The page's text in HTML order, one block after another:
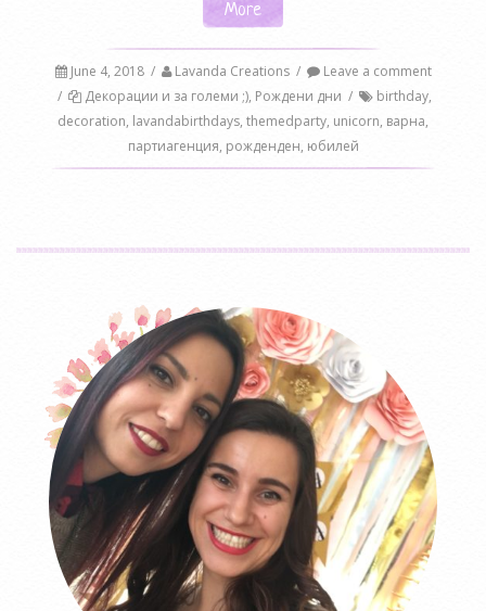
More
June 4, 2018 / Lavanda Creations /
Leave a comment
/
Декорации и за големи ;), Рождени дни / birthday,
decoration, lavandabirthdays, themedparty, unicorn, варна,
партиагенция, рожденден, юбилей